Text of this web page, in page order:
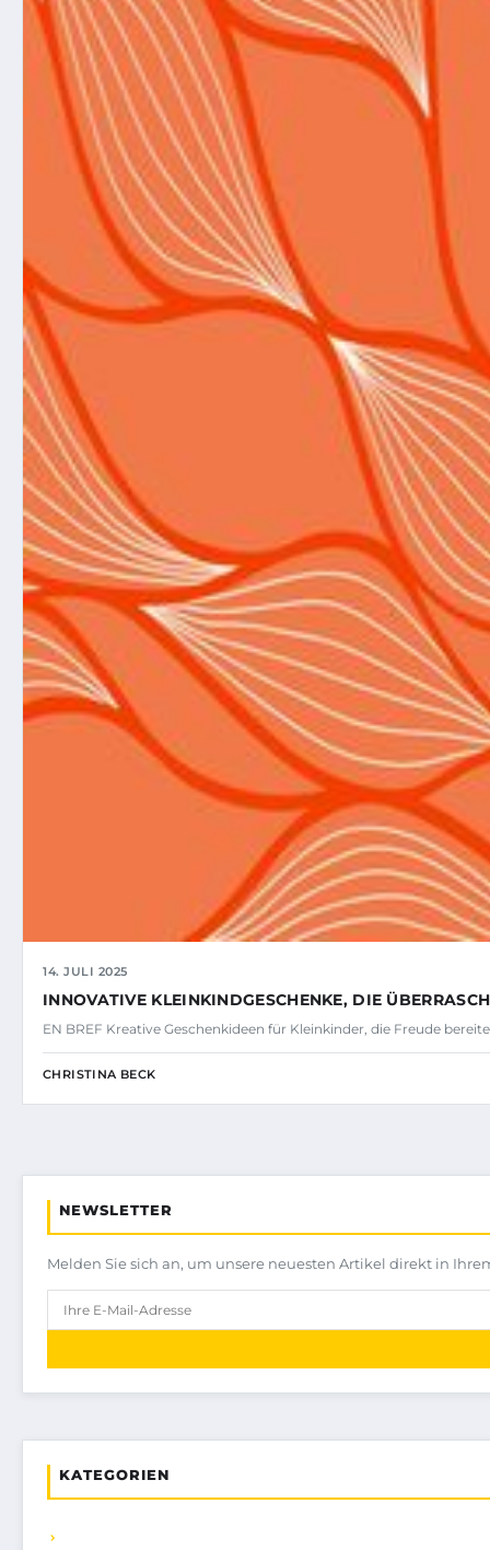
14. JULI 2025
INNOVATIVE KLEINKINDGESCHENKE, DIE
EN BREF Kreative Geschenkideen für Kleinkinder, die Freude
CHRISTINA BECK
NEWSLETTER
Melden Sie sich an, um unsere neuesten Artikel direkt in
KATEGORIEN